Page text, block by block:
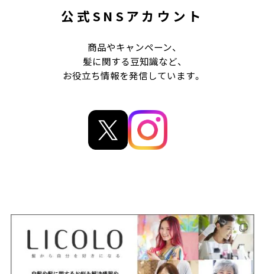
公式SNSアカウント
商品やキャンペーン、
髪に関する豆知識など、
お役立ち情報を発信しています。